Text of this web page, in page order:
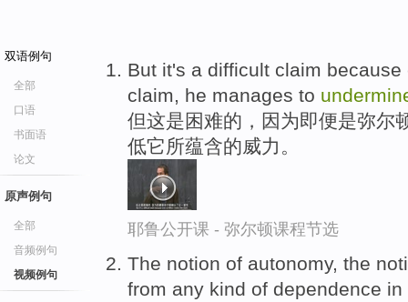
双语例句
全部
口语
书面语
论文
原声例句
全部
音频例句
视频例句
But it's a difficult claim
claim, he manages to
但这是困难的，因为即便是弥尔
低它所蕴含的威力。
耶鲁公开课 - 弥尔顿课程节选
The notion of autonomy, the
from any kind of dependence